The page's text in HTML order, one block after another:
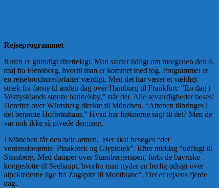
Rejseprogrammet
Ruten er grundigt tilrettelagt. Man starter tidligt om morgenen den 4.
maj fra Flensborg, hvortil man er kommet med tog. Programmet er
en rejsebrochureforfatter værdigt. Men det har været et vældigt
stræk fra første til anden dag over Hamburg til Frankfurt: “En dag i
Vesttysklands største handelsby,” står der. Alle seværdigheder beses!
Derefter over Würtsberg direkte til München. “Aftenen tilbringes i
det berømte Hofbräuhaus.” Hvad har frøknerne sagt til det? Men de
var nok ikke så pivede dengang.
I München får den hele armen. Her skal besøges “det
verdensberømte Pinakotek og Glyptotek”. Efter middag “udflugt til
Sternberg. Med damper over Starnbergersøen, forbi de bayriske
kongeslotte til Seehaupt, hvorfra man nyder en herlig udsigt over
alpekæderne lige fra Zugspitz til Montblanc”. Det er rejsens fjerde
dag.